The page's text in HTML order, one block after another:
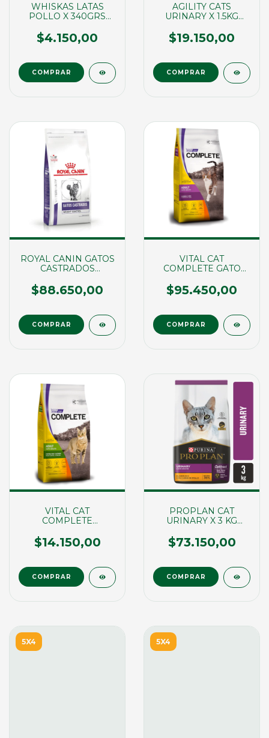
WHISKAS LATAS
POLLO X 340GRS
$4.150,00
AGILITY CATS
URINARY X 1.5KG
$19.150,00
ROYAL CANIN GATOS
CASTRADOS
(00034)
$88.650,00
VITAL CAT
COMPLETE GATO
(02686)
$95.450,00
VITAL CAT
COMPLETE
PESO/CASTRADOS X
1,5KG (02252)
$14.150,00
PROPLAN CAT
URINARY X 3 KG
$73.150,00
5X4 5X4